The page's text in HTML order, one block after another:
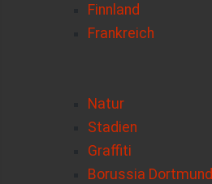
Finnland
Frankreich
Natur
Stadien
Graffiti
Borussia Dortmund